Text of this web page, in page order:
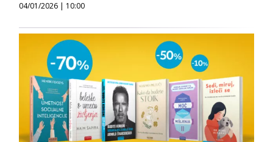
04/01/2026 | 10:00